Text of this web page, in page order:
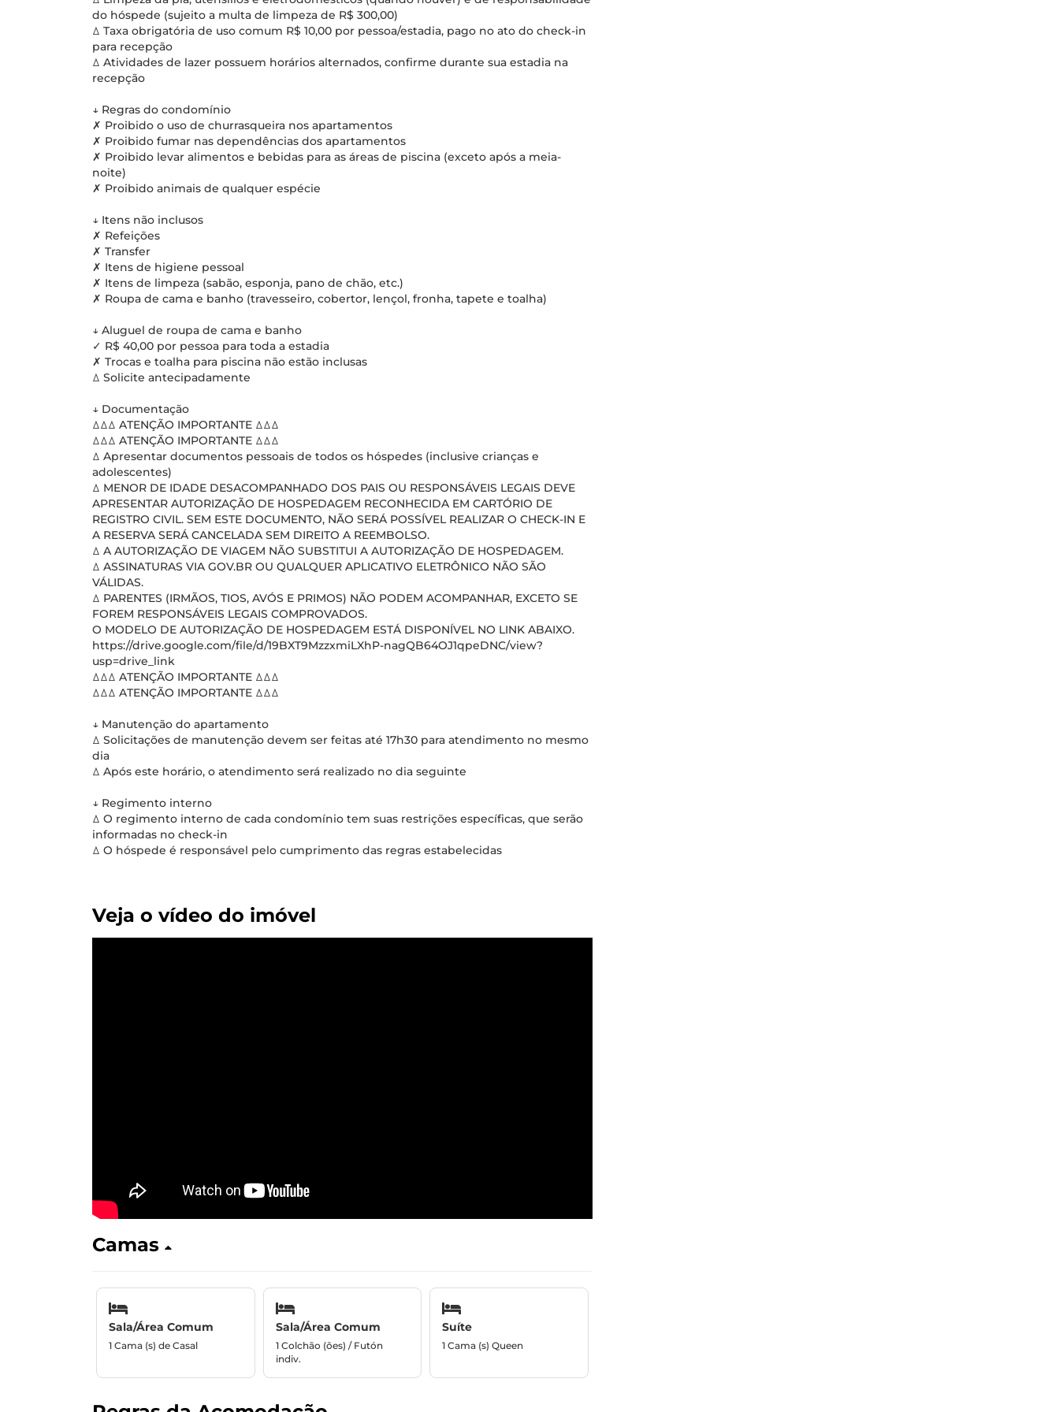
do hóspede (sujeito a multa de limpeza de R$ 300,00)
ꕔ Taxa obrigatória de uso comum R$ 10,00 por pessoa/estadia, pago no ato do check-in
para recepção
ꕔ Atividades de lazer possuem horários alternados, confirme durante sua estadia na
recepção
↓ Regras do condomínio
✗ Proibido o uso de churrasqueira nos apartamentos
✗ Proibido fumar nas dependências dos apartamentos
✗ Proibido levar alimentos e bebidas para as áreas de piscina (exceto após a meia-
noite)
✗ Proibido animais de qualquer espécie
↓ Itens não inclusos
✗ Refeições
✗ Transfer
✗ Itens de higiene pessoal
✗ Itens de limpeza (sabão, esponja, pano de chão, etc.)
✗ Roupa de cama e banho (travesseiro, cobertor, lençol, fronha, tapete e toalha)
↓ Aluguel de roupa de cama e banho
✓ R$ 40,00 por pessoa para toda a estadia
✗ Trocas e toalha para piscina não estão inclusas
ꕔ Solicite antecipadamente
↓ Documentação
ꕔꕔꕔ ATENÇÃO IMPORTANTE ꕔꕔꕔ
ꕔꕔꕔ ATENÇÃO IMPORTANTE ꕔꕔꕔ
ꕔ Apresentar documentos pessoais de todos os hóspedes (inclusive crianças e
adolescentes)
ꕔ MENOR DE IDADE DESACOMPANHADO DOS PAIS OU RESPONSÁVEIS LEGAIS DEVE
APRESENTAR AUTORIZAÇÃO DE HOSPEDAGEM RECONHECIDA EM CARTÓRIO DE
REGISTRO CIVIL. SEM ESTE DOCUMENTO, NÃO SERÁ POSSÍVEL REALIZAR O CHECK-IN E
A RESERVA SERÁ CANCELADA SEM DIREITO A REEMBOLSO.
ꕔ A AUTORIZAÇÃO DE VIAGEM NÃO SUBSTITUI A AUTORIZAÇÃO DE HOSPEDAGEM.
ꕔ ASSINATURAS VIA GOV.BR OU QUALQUER APLICATIVO ELETRÔNICO NÃO SÃO
VÁLIDAS.
ꕔ PARENTES (IRMÃOS, TIOS, AVÓS E PRIMOS) NÃO PODEM ACOMPANHAR, EXCETO SE
FOREM RESPONSÁVEIS LEGAIS COMPROVADOS.
O MODELO DE AUTORIZAÇÃO DE HOSPEDAGEM ESTÁ DISPONÍVEL NO LINK ABAIXO.
https://drive.google.com/file/d/19BXT9MzzxmiLXhP-nagQB64OJ1qpeDNC/view?
usp=drive_link
ꕔꕔꕔ ATENÇÃO IMPORTANTE ꕔꕔꕔ
ꕔꕔꕔ ATENÇÃO IMPORTANTE ꕔꕔꕔ
↓ Manutenção do apartamento
ꕔ Solicitações de manutenção devem ser feitas até 17h30 para atendimento no mesmo
dia
ꕔ Após este horário, o atendimento será realizado no dia seguinte
↓ Regimento interno
ꕔ O regimento interno de cada condomínio tem suas restrições específicas, que serão
informadas no check-in
ꕔ O hóspede é responsável pelo cumprimento das regras estabelecidas
Veja o vídeo do imóvel
Camas
Sala/Área Comum
1 Cama (s) de Casal
Sala/Área Comum
1 Colchão (ões) / Futón
indiv.
Suíte
1 Cama (s) Queen